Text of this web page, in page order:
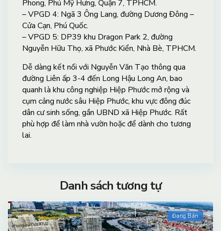
Phong, Phú Mỹ Hưng, Quận 7, TPHCM.
– VPGD 4: Ngã 3 Ông Lang, đường Dương Đông –
Cửa Cạn, Phú Quốc.
– VPGD 5: DP39 khu Dragon Park 2, đường
Nguyễn Hữu Thọ, xã Phước Kiển, Nhà Bè, TPHCM.
Dễ dàng kết nối với Nguyễn Văn Tạo thông qua
đường Liên ấp 3-4 đến Long Hậu Long An, bao
quanh là khu công nghiệp Hiệp Phước mở rộng và
cụm cảng nước sâu Hiệp Phước, khu vực đông đúc
dân cư sinh sống, gần UBND xã Hiệp Phước. Rất
phù hợp để làm nhà vườn hoặc để dành cho tương
lai.
Danh sách tương tự
Đang Bán